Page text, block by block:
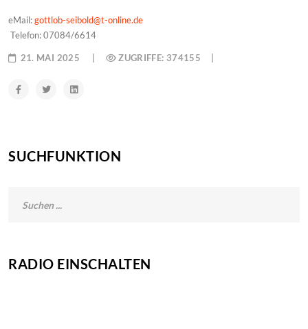
eMail:gottlob-seibold@t-online.de
Telefon: 07084/6614
21. MAI 2025 ZUGRIFFE: 374155
SUCHFUNKTION
RADIO EINSCHALTEN